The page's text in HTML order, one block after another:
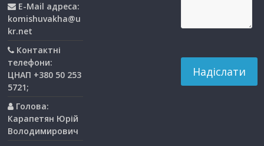
E-Mail адреса:
komishuvakha@u
kr.net
Контактні
телефони:
ЦНАП +380 50 253
5721;
Голова:
Карапетян Юрій
Володимирович